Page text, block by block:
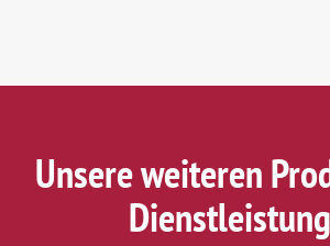
Unsere weiteren